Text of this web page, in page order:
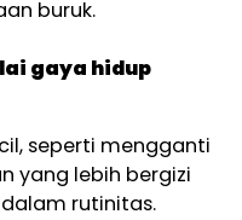
buruk.
gaya hidup
seperti mengganti
yang lebih bergizi
rutinitas.